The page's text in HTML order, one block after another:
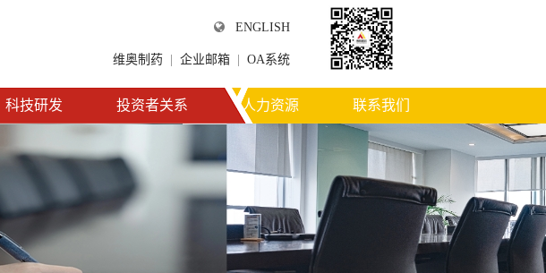
ENGLISH
维奥制药 企业邮箱 OA系统
科技研发 投资者关系 人力资源 联系我们